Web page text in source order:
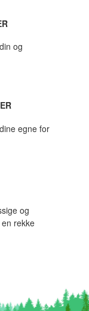
og
egne for
og
rekke